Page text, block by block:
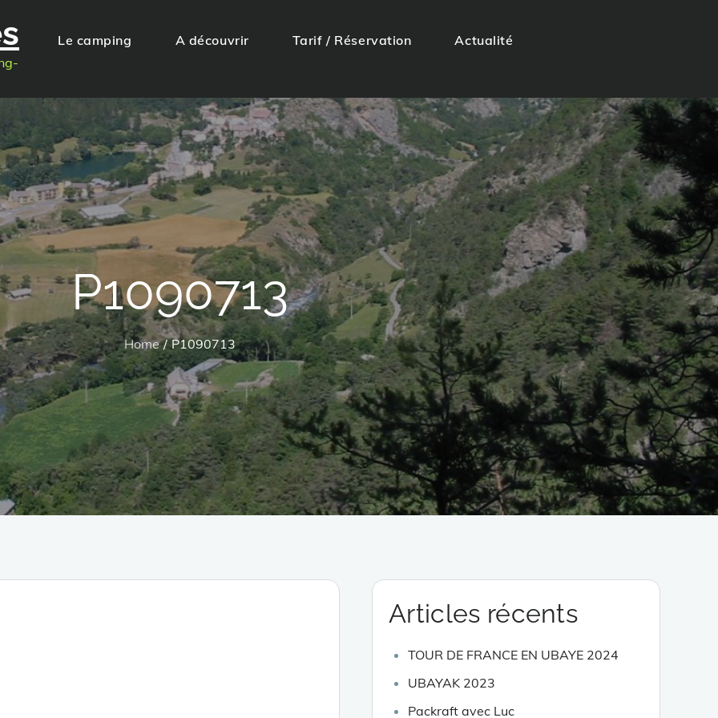
Le camping A découvrir Tarif / Réservation Actualité
P1090713
Home P1090713
Articles récents
TOUR DE FRANCE EN UBAYE 2024
UBAYAK 2023
Packraft avec Luc